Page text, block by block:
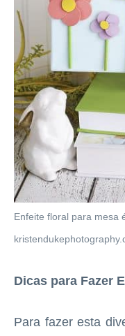
Enfeite floral para mesa
Dicas para Fazer
Para fazer esta